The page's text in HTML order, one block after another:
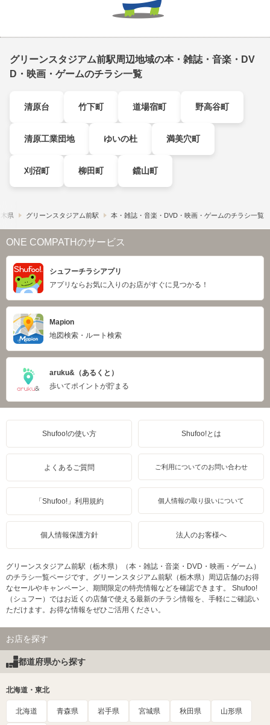
グリーンスタジアム前駅周辺地域の本・雑誌・音楽・DV
D・映画・ゲームのチラシ一覧
清原台 竹下町 道場宿町 野高谷町
清原工業団地 ゆいの杜 満美穴町
刈沼町 柳田町 鐺山町
県 グリーンスタジアム前駅 本・雑誌・音楽・DVD・映画・ゲームのチラシ一覧
ONE COMPATHのサービス
シュフーチラシアプリ
アプリならお気に入りのお店がすぐに見つかる！
Mapion
地図検索・ルート検索
aruku&（あるくと）
歩いてポイントが貯まる
Shufoo!の使い方 Shufoo!とは
よくあるご質問 ご利用についてのお問い合わせ
「Shufoo!」利用規約 個人情報の取り扱いについて
個人情報保護方針 法人のお客様へ
グリーンスタジアム前駅（栃木県）（本・雑誌・音楽・DVD・映画・ゲーム）
のチラシ一覧ページです。グリーンスタジアム前駅（栃木県）周辺店舗のお得
なセールやキャンペーン、期間限定の特売情報などを確認できます。 Shufoo!
（シュフー）ではお近くの店舗で使える最新のチラシ情報を、手軽にご確認い
ただけます。お得な情報をぜひご活用ください。
お店を探す
都道府県から探す
北海道・東北
北海道 青森県 岩手県 宮城県 秋田県 山形県